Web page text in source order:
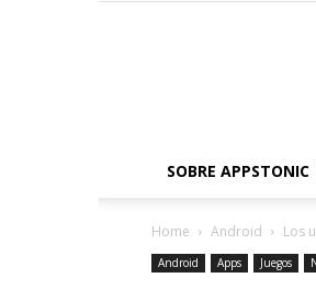
SOBRE APPSTONIC
Home Android Los
Android Apps Juegos